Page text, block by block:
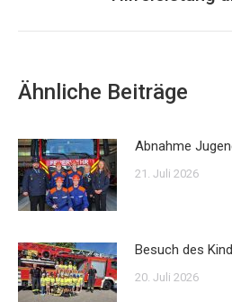
Ähnliche Beiträge
Abnahme
21. Juli 2026
Besuch des
20. Juli 2026